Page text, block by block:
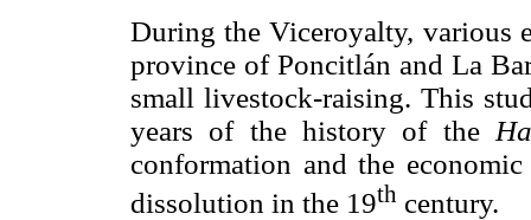
During the Viceroyalty, various
province of Poncitlán and La
small livestock-raising. This
years of the history of the
conformation and the
dissolution in the 19th century.